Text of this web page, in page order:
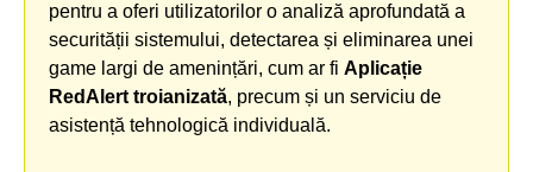
pentru a oferi utilizatorilor o analiză aprofundată a
securității sistemului, detectarea și eliminarea unei
game largi de amenințări, cum ar fi Aplicație
RedAlert troianizată, precum și un serviciu de
asistență tehnologică individuală.